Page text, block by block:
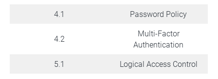
4.1 Password Policy
4.2
Multi-Factor
Authentication
5.1 Logical Access Control